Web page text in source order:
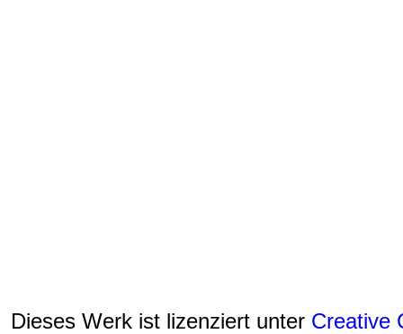
Dieses Werk ist lizenziert unter Creative